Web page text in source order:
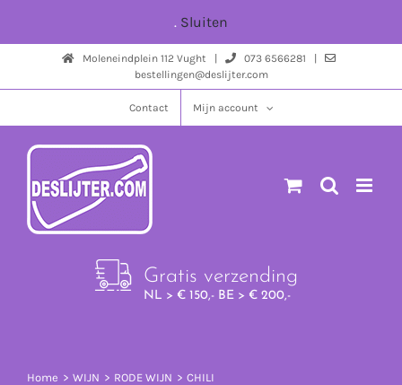
. Sluiten
Moleneindplein 112 Vught |
073 6566281 |
bestellingen@deslijter.com
Contact Mijn account
Gratis verzending
NL > € 150,- BE > € 200,-
Home WIJN RODE WIJN CHILI